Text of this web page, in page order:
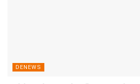
DENEWS